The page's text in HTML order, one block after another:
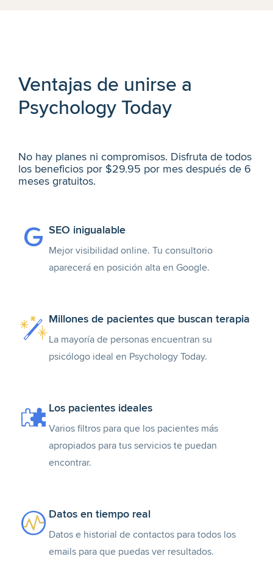
Ventajas de unirse a
Psychology Today
No hay planes ni compromisos. Disfruta de todos
los beneficios por $29.95 por mes después de 6
meses gratuitos.
SEO inigualable
Mejor visibilidad online. Tu consultorio
aparecerá en posición alta en Google.
Millones de pacientes que buscan terapia
La mayoría de personas encuentran su
psicólogo ideal en Psychology Today.
Los pacientes ideales
Varios filtros para que los pacientes más
apropiados para tus servicios te puedan
encontrar.
Datos en tiempo real
Datos e historial de contactos para todos los
emails para que puedas ver resultados.